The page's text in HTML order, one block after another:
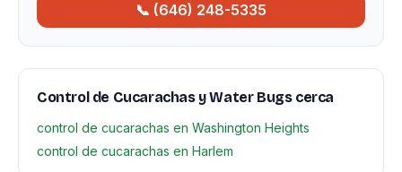
📞 (646) 248-5335
Control de Cucarachas y Water Bugs cerca
control de cucarachas en Washington Heights
control de cucarachas en Harlem